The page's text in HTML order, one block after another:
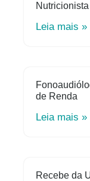
Nutricionista
Leia mais »
de Renda
Leia mais »
Recebe da